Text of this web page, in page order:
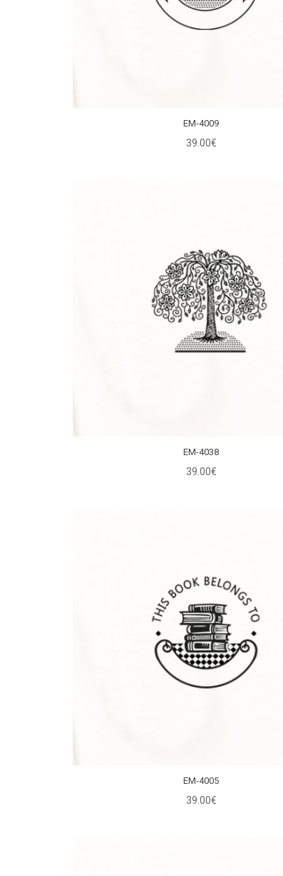
EM-4009
39.00€
EM-4038
39.00€
EM-4005
39.00€